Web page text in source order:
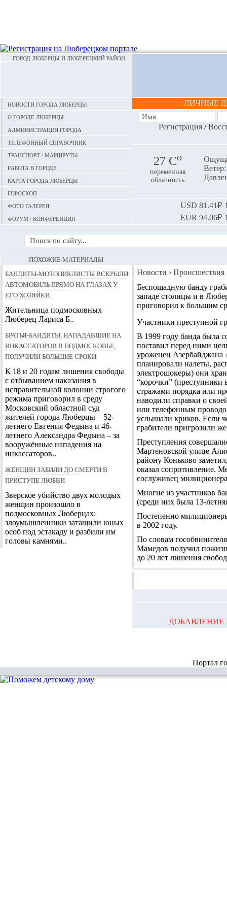
ГОРОД ЛЮБЕРЦЫ И ЛЮБЕРЕЦКИЙ РАЙОН
Новости города Люберцы
О городе Люберцы
Администрация города
Телефонный справочник
Транспорт / маршруты
Работа в городе
Карта города Люберцы
Гороскоп
Фото галерея
Форум / конференция
ЛИЧНЫЕ
Регистрация/
27 Сo
переменная
облачность
USD 81.41₽
EUR 94.06₽
Новости › Происшествия
Беспощадную банду
западе столицы и в
приговорил к большим
Участники преступной
В 1999 году банда была
поставил перед ними
уроженец Азербайджана
планировали налеты,
электрошокеры) они
“корочки” (преступники
стражами порядка или
наводили справки о
или телефонным
услышали криков. Если
грабители пригрозили
Преступления
Мартеновской улице
району Коньково
оказал сопротивление.
сослуживец
Многие из участников
(среди них была 13-
Постепенно
в 2002 году.
По словам
Мамедов получил
до 20 лет лишения
ДОБАВЛЕНИЕ
ПОХОЖИЕ МАТЕРИАЛЫ
Бандиты-мотоциклисты вскрыли
автомобиль прямо на глазах у
его хозяйки.
Жительница подмосковных
Люберец Лариса Б..
Братья-бандиты, нападавшие на
инкассаторов в Подмосковье,
получили большие сроки
К 18 и 20 годам лишения свободы
с отбыванием наказания в
исправительной колонии строгого
режима приговорил в среду
Московский областной суд
жителей города Люберцы – 52-
летнего Евгения Федына и 46-
летнего Александра Федына – за
вооружённые нападения на
инкассаторов..
Женщин забили до смерти в
приступе любви
Зверское убийство двух молодых
женщин произошло в
подмосковных Люберцах:
злоумышленники затащили юных
особ под эстакаду и разбили им
головы камнями..
Портал